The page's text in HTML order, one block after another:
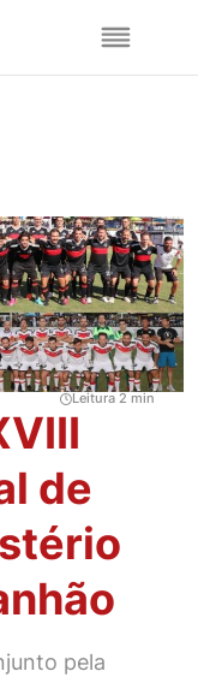
Leitura 2 min
de
pela